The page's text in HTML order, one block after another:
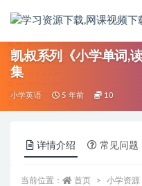
凯叔系列《小学单词,
集
小学英语 5 年前 10
详情介绍 常见问题
当前位置： 首页 小学资源